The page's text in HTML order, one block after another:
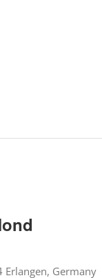
Erlangen, Germany